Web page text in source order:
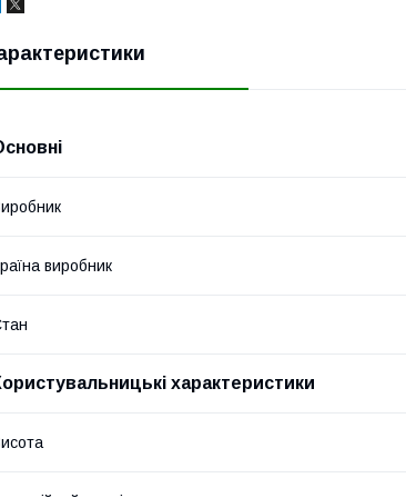
виробник
характеристики